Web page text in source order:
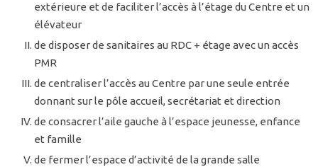
extérieure et de faciliter l’accès à l’étage du Centre et un
élévateur
de disposer de sanitaires au RDC + étage avec un accès
PMR
de centraliser l’accès au Centre par une seule entrée
donnant sur le pôle accueil, secrétariat et direction
de consacrer l’aile gauche à l’espace jeunesse, enfance
et famille
de fermer l’espace d’activité de la grande salle